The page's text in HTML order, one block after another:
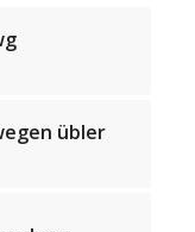
übler